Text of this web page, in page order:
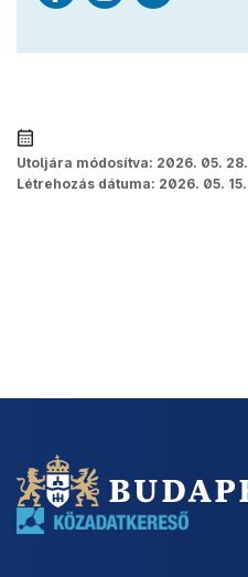
Utoljára módosítva: 2026. 05. 28.
Létrehozás dátuma: 2026. 05. 15.